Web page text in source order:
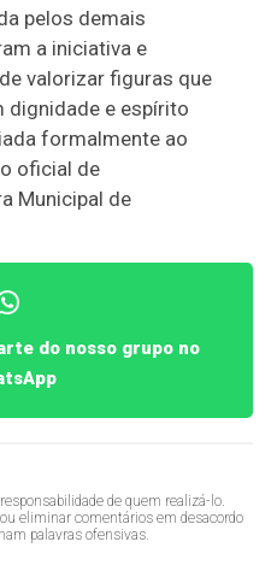
pelos demais
a iniciativa e
valorizar figuras que
dignidade e espírito
formalmente ao
oficial de
Municipal de
do nosso grupo no
de quem realizá-lo.
eliminar comentários em desacordo
palavras ofensivas.